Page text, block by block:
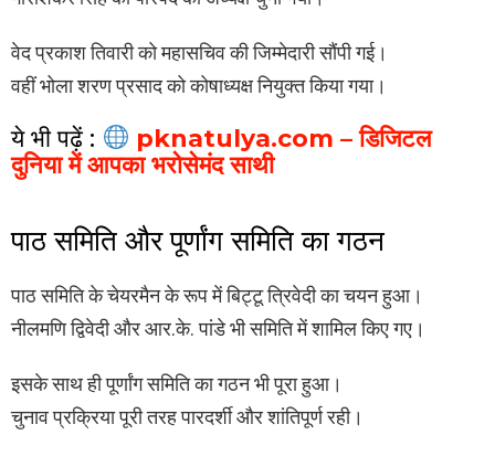
वेद प्रकाश तिवारी को महासचिव की जिम्मेदारी सौंपी गई।
वहीं भोला शरण प्रसाद को कोषाध्यक्ष नियुक्त किया गया।
ये भी पढ़ें :
pknatulya.com – डिजिटल
दुनिया में आपका भरोसेमंद साथी
पाठ समिति और पूर्णांग समिति का गठन
पाठ समिति के चेयरमैन के रूप में बिट्टू त्रिवेदी का चयन हुआ।
नीलमणि द्विवेदी और आर.के. पांडे भी समिति में शामिल किए गए।
इसके साथ ही पूर्णांग समिति का गठन भी पूरा हुआ।
चुनाव प्रक्रिया पूरी तरह पारदर्शी और शांतिपूर्ण रही।